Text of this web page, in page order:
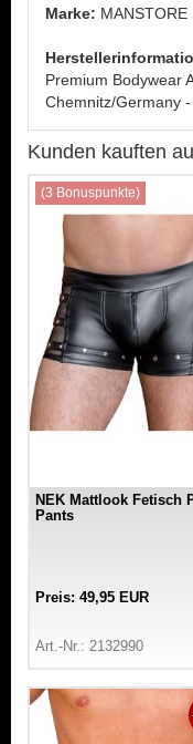
Marke: MANSTORE
Premium Bodywear
Chemnitz/Germany
Kunden kauften
(3 Bonuspunkte)
NEK Mattlook Fetisch
Pants
Preis: 49,95 EUR
Art.-Nr.: 2132990